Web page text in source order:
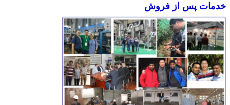
خدمات پس از فروش